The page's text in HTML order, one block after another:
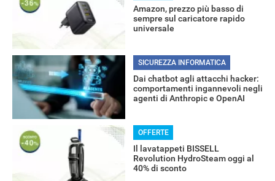
Amazon, prezzo più basso di
sempre sul caricatore rapido
universale
SICUREZZA INFORMATICA
Dai chatbot agli attacchi hacker:
comportamenti ingannevoli negli
agenti di Anthropic e OpenAI
OFFERTE
Il lavatappeti BISSELL
Revolution HydroSteam oggi al
40% di sconto